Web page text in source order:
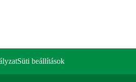
Süti beállítások